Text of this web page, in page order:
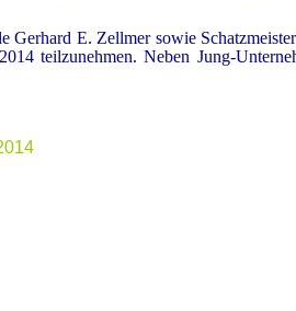
Gerhard E. Zellmer sowie
teilzunehmen. Neben Jung-